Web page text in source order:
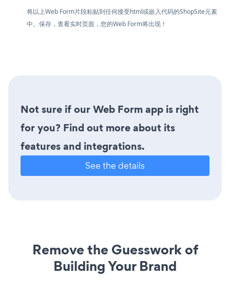
将以上Web Form片段粘贴到任何接受html或嵌入代码的ShopSite元素
中。保存，查看实时页面，您的Web Form将出现！
Not sure if our Web Form app is right
for you? Find out more about its
features and integrations.
See the details
Remove the Guesswork of
Building Your Brand